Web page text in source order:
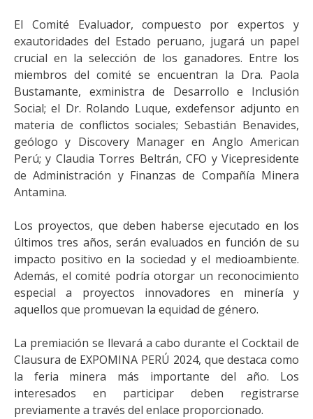
El Comité Evaluador, compuesto por expertos y
exautoridades del Estado peruano, jugará un papel
crucial en la selección de los ganadores. Entre los
miembros del comité se encuentran la Dra. Paola
Bustamante, exministra de Desarrollo e Inclusión
Social; el Dr. Rolando Luque, exdefensor adjunto en
materia de conflictos sociales; Sebastián Benavides,
geólogo y Discovery Manager en Anglo American
Perú; y Claudia Torres Beltrán, CFO y Vicepresidente
de Administración y Finanzas de Compañía Minera
Antamina.
Los proyectos, que deben haberse ejecutado en los
últimos tres años, serán evaluados en función de su
impacto positivo en la sociedad y el medioambiente.
Además, el comité podría otorgar un reconocimiento
especial a proyectos innovadores en minería y
aquellos que promuevan la equidad de género.
La premiación se llevará a cabo durante el Cocktail de
Clausura de EXPOMINA PERÚ 2024, que destaca como
la feria minera más importante del año. Los
interesados en participar deben registrarse
previamente a través del enlace proporcionado.